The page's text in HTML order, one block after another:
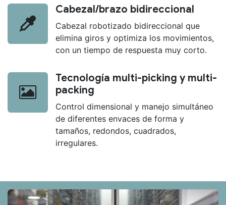
Cabezal/brazo bidireccional
Cabezal robotizado bidireccional que
elimina giros y optimiza los movimientos,
con un tiempo de respuesta muy corto.
Tecnología multi-picking y multi-
packing
Control dimensional y manejo simultáneo
de diferentes envaces de forma y
tamaños, redondos, cuadrados,
irregulares.